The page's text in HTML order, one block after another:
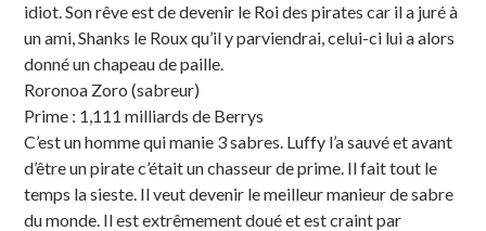
idiot. Son rêve est de devenir le Roi des pirates car il a juré à
un ami, Shanks le Roux qu’il y parviendrai, celui-ci lui a alors
donné un chapeau de paille.
Roronoa Zoro (sabreur)
Prime : 1,111 milliards de Berrys
C’est un homme qui manie 3 sabres. Luffy l’a sauvé et avant
d’être un pirate c’était un chasseur de prime. Il fait tout le
temps la sieste. Il veut devenir le meilleur manieur de sabre
du monde. Il est extrêmement doué et est craint par